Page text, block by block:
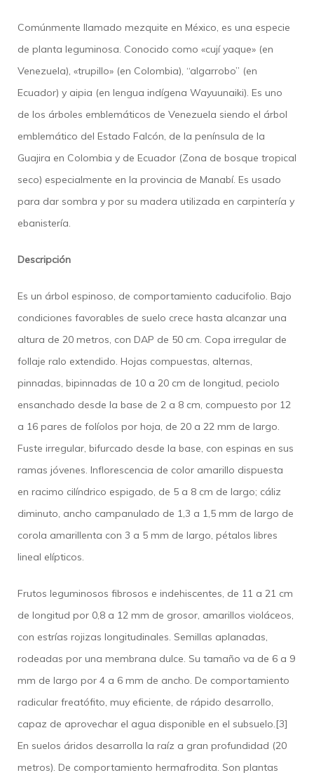
Comúnmente llamado mezquite en México, es una especie
de planta leguminosa. Conocido como «cují yaque» (en
Venezuela)​, «trupillo» (en Colombia), “algarrobo” (en
Ecuador) y aipia (en lengua indígena Wayuunaiki). Es uno
de los árboles emblemáticos de Venezuela siendo el árbol
emblemático del Estado Falcón​, de la península de la
Guajira en Colombia y de Ecuador (Zona de bosque tropical
seco) especialmente en la provincia de Manabí. Es usado
para dar sombra y por su madera utilizada en carpintería y
ebanistería.
Descripción
Es un árbol espinoso, de comportamiento caducifolio.​ Bajo
condiciones favorables de suelo crece hasta alcanzar una
altura de 20 metros, con DAP de 50 cm. Copa irregular de
follaje ralo extendido. Hojas compuestas, alternas,
pinnadas, bipinnadas de 10 a 20 cm de longitud, peciolo
ensanchado desde la base de 2 a 8 cm, compuesto por 12
a 16 pares de folíolos por hoja, de 20 a 22 mm de largo.
Fuste irregular, bifurcado desde la base, con espinas en sus
ramas jóvenes. Inflorescencia de color amarillo dispuesta
en racimo cilíndrico espigado, de 5 a 8 cm de largo; cáliz
diminuto, ancho campanulado de 1,3 a 1,5 mm de largo de
corola amarillenta con 3 a 5 mm de largo, pétalos libres
lineal elípticos.​
Frutos leguminosos fibrosos e indehiscentes, de 11 a 21 cm
de longitud por 0,8 a 12 mm de grosor, amarillos violáceos,
con estrías rojizas longitudinales. Semillas aplanadas,
rodeadas por una membrana dulce. Su tamaño va de 6 a 9
mm de largo por 4 a 6 mm de ancho.​ De comportamiento
radicular freatófito, muy eficiente, de rápido desarrollo,
capaz de aprovechar el agua disponible en el subsuelo.[3]​
En suelos áridos desarrolla la raíz a gran profundidad (20
metros). De comportamiento hermafrodita.​ Son plantas